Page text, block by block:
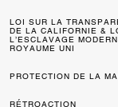
LOI SUR LA
DE LA CALIFORNIE &
L’ESCLAVAGE
ROYAUME UNI
PROTECTION DE LA
RÉTROACTION